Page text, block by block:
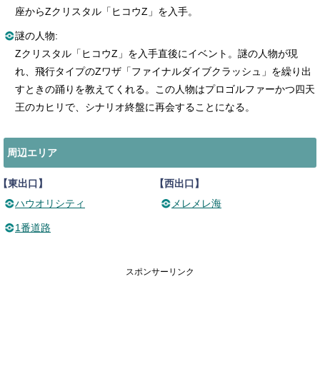
座からZクリスタル「ヒコウZ」を入手。
謎の人物:
Zクリスタル「ヒコウZ」を入手直後にイベント。謎の人物が現
れ、飛行タイプのZワザ「ファイナルダイブクラッシュ」を繰り出
すときの踊りを教えてくれる。この人物はプロゴルファーかつ四天
王のカヒリで、シナリオ終盤に再会することになる。
周辺エリア
東出口】
ハウオリシティ
1番道路
【西出口】
メレメレ海
スポンサーリンク